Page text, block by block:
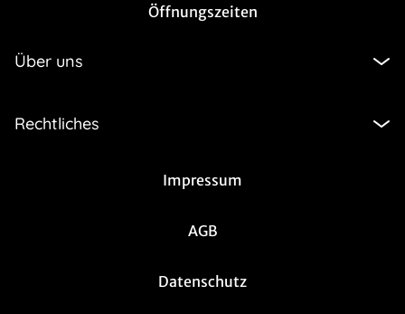
Öffnungszeiten
Über uns
Rechtliches
Impressum
AGB
Datenschutz